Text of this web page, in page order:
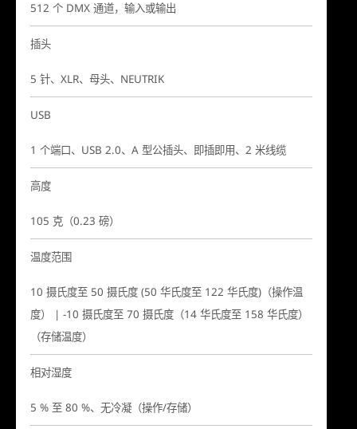
512 个 DMX 通道，输入或输出
插头
5 针、XLR、母头、NEUTRIK
USB
1 个端口、USB 2.0、A 型公插头、即插即用、2 米线缆
高度
105 克（0.23 磅）
温度范围
10 摄氏度至 50 摄氏度 (50 华氏度至 122 华氏度)（操作温
度） | -10 摄氏度至 70 摄氏度（14 华氏度至 158 华氏度）
（存储温度）
相对湿度
5 % 至 80 %、无冷凝（操作/存储）